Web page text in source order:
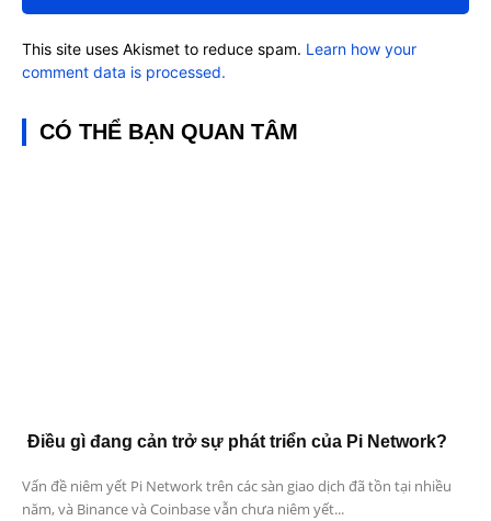
This site uses Akismet to reduce spam. Learn how your
comment data is processed.
CÓ THỂ BẠN QUAN TÂM
Điều gì đang cản trở sự phát triển của Pi Network?
Vấn đề niêm yết Pi Network trên các sàn giao dịch đã tồn tại nhiều
năm, và Binance và Coinbase vẫn chưa niêm yết...